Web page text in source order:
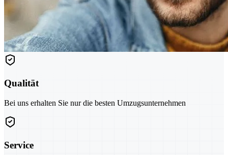
Qualität
Bei uns erhalten Sie nur die besten Umzugsunternehmen
Service